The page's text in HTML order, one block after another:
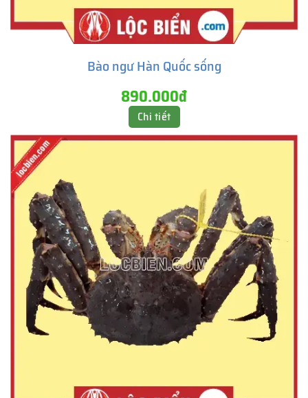
Bào ngư Hàn Quốc sống
890.000đ
Chi tiết